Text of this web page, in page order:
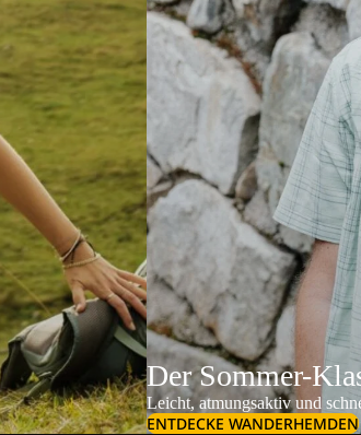
Der Sommer-
Leicht, atmungsaktiv und
ENTDECKE WANDERHEMDEN